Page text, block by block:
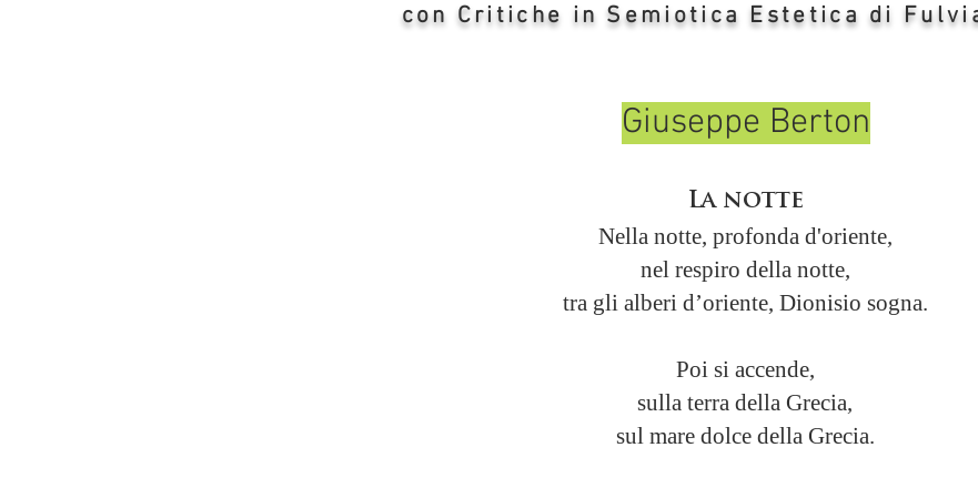
con Critiche in Semiotica Estetica di
Giuseppe Berton
La notte
Nella notte, profonda d'oriente,
nel respiro della notte,
tra gli alberi d’oriente, Dionisio sogna.
Poi si accende,
sulla terra della Grecia,
sul mare dolce della Grecia.